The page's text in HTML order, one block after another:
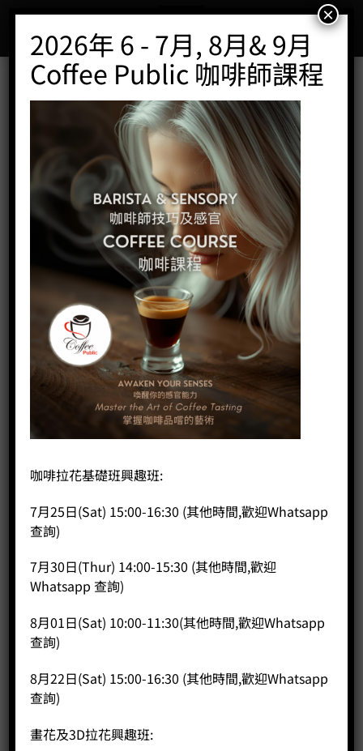
content
/ 咖啡器具品牌 / SIMPLE LAB
氣壓式茶具組
HK$298.00
分類：Simple Lab
商品說明
2026年 6 - 7月, 8月& 9月
Coffee Public 咖啡師課程
咖啡拉花基礎班興趣班:
7月25日(Sat) 15:00-16:30 (其他時間,歡迎Whatsapp
查詢)
7月30日(Thur) 14:00-15:30 (其他時間,歡迎
Whatsapp 查詢)
8月01日(Sat) 10:00-11:30(其他時間,歡迎Whatsapp
查詢)
8月22日(Sat) 15:00-16:30 (其他時間,歡迎Whatsapp
查詢)
畫花及3D拉花興趣班:
×